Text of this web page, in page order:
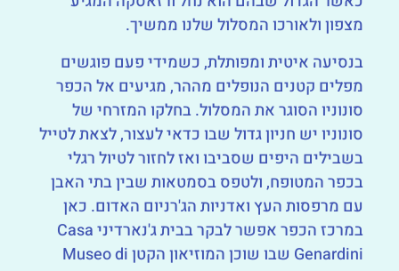
מצפון ולאורכו המסלול שלנו ממשיך.
בנסיעה איטית ומפותלת, כשמידי פעם פוגשים
מפלים קטנים הנופלים מההר, מגיעים אל הכפר
סונוניו הסוגר את המסלול. בחלקו המזרחי של
סונוניו יש חניון גדול שבו כדאי לעצור, לצאת לטייל
בשבילים היפים שסביבו ואז לחזור לטיול רגלי
בכפר המטופח, ולטפס בסמטאות שבין בתי האבן
עם מרפסות העץ ואדניות הג'רניום האדום. כאן
במרכז הכפר אפשר לבקר בבית ג'נארדיני Casa
Genardini שבו שוכן המוזיאון הקטן Museo di